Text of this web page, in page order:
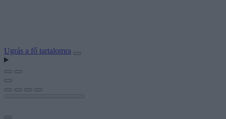
Ugrás a fő tartalomra